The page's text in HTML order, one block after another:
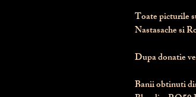
Toate picturile
Nastasache si
Dupa donatie
Banii obtinuti